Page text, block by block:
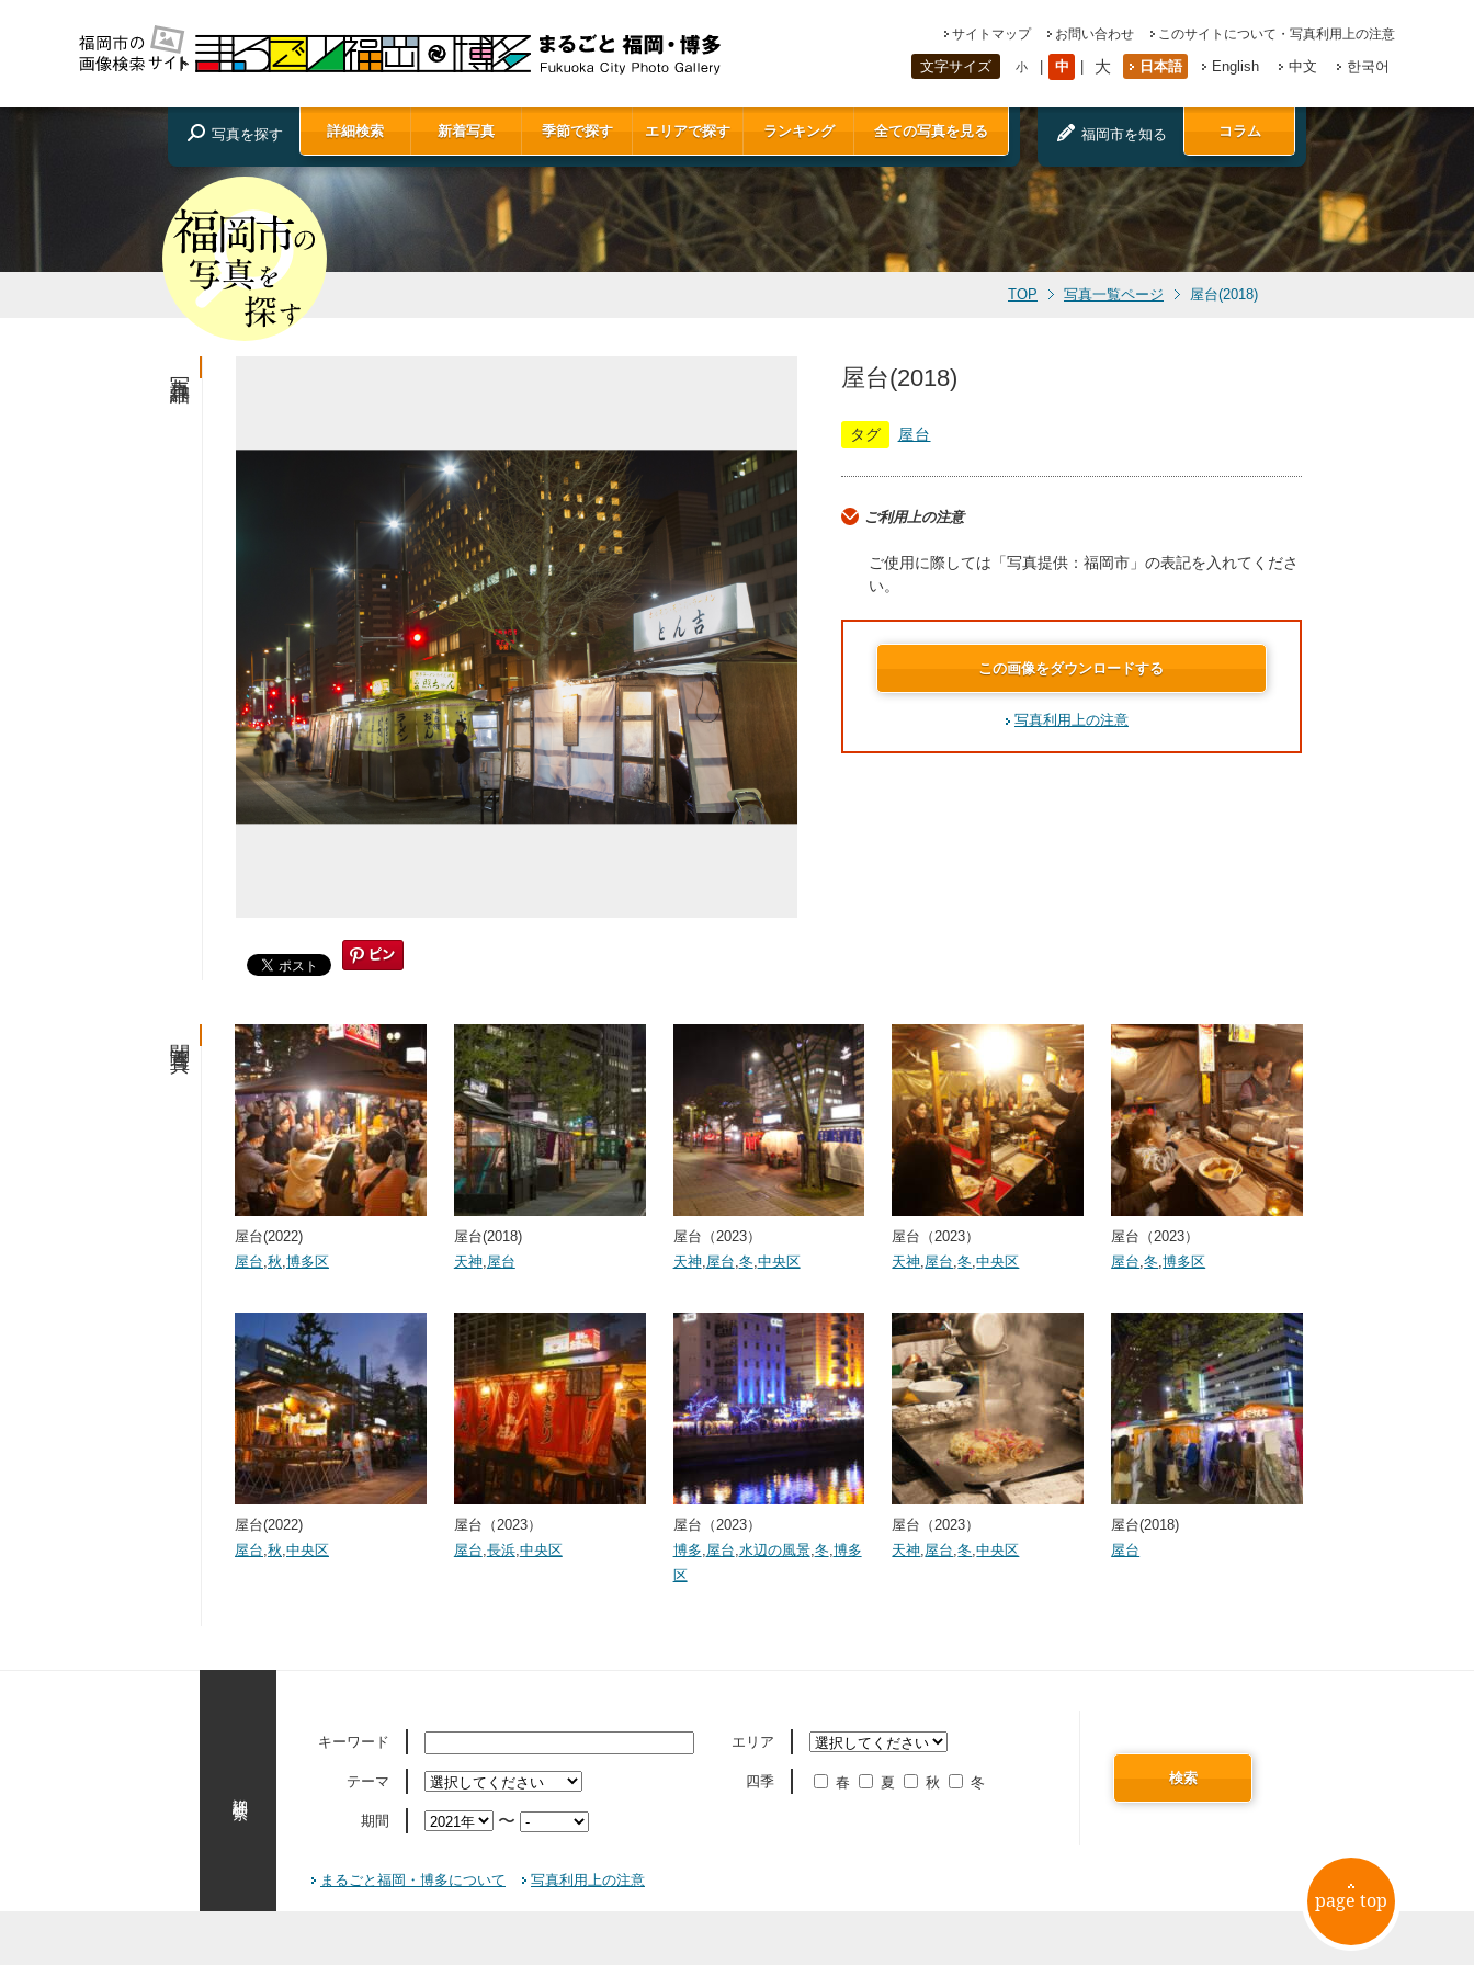
サイトマップ お問い合わせ このサイトについて・写真利用上の注意
文字サイズ 小 中 大 日本語 English 中文 한국어
写真を探す 詳細検索 新着写真 季節で探す エリアで探す ランキング 全ての写真を見る 福岡市を知る コラム
TOP 写真一覧ページ 屋台(2018)
屋台(2018)
タグ 屋台
ご利用上の注意
ご使用に際しては「写真提供：福岡市」の表記を入れてくださ
い。
この画像をダウンロードする
写真利用上の注意
屋台(2022)
屋台 秋 博多区
屋台(2018)
天神, 屋台
屋台（2023）
天神, 屋台 冬 中央区
屋台（2023）
天神 屋台 ,冬 ,中央区
屋台（2023）
屋台 ,冬 ,博多区
屋台(2022)
屋台 秋 中央区
屋台（2023）
屋台 長浜, 中央区
屋台（2023）
博多 屋台 水辺の風景, 冬 博多
区
屋台（2023）
天神 屋台 ,冬 ,中央区
屋台(2018)
屋台
キーワード エリア
テーマ 四季 春 夏 秋 冬
期間 〜
検索
まるごと福岡・博多について 写真利用上の注意
page top